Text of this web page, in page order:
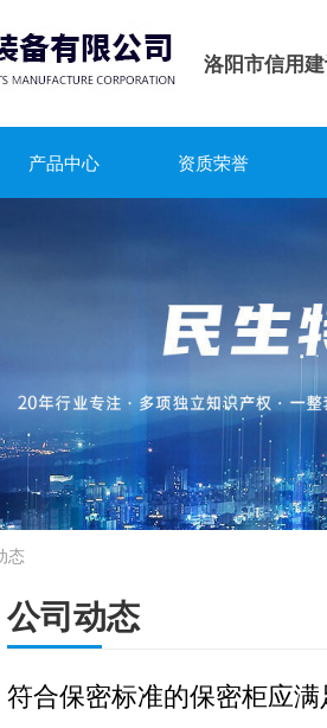
洛阳市信用
产品中心 资质荣誉
态
公司动态
符合保密标准的保密柜应